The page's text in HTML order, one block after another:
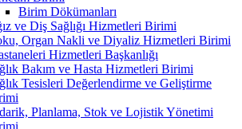
Birim Dökümanları
ve Diş Sağlığı Hizmetleri Birimi
Organ Nakli ve Diyaliz Hizmetleri Birimi
Hizmetleri Başkanlığı
Bakım ve Hasta Hizmetleri Birimi
Tesisleri Değerlendirme ve Geliştirme
Planlama, Stok ve Lojistik Yönetimi